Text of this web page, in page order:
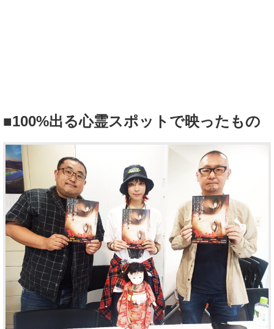
■100%出る心霊スポットで映ったもの